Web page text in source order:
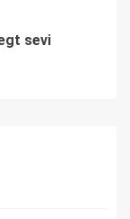
sevi